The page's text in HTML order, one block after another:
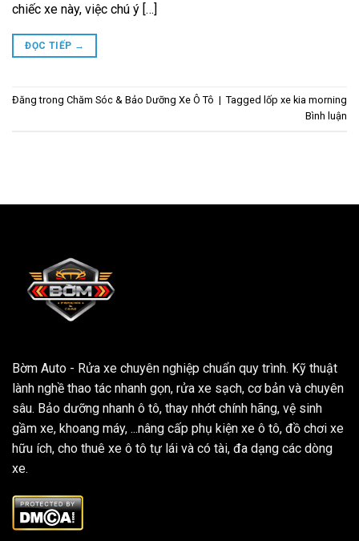
chiếc xe này, việc chú ý […]
ĐỌC TIẾP →
Đăng trong Chăm Sóc & Bảo Dưỡng Xe Ô Tô | Tagged lốp xe kia morning
Bình luận
Bờm Auto - Rửa xe chuyên nghiệp chuẩn quy trình. Kỹ thuật
lành nghề thao tác nhanh gọn, rửa xe sạch, cơ bản và chuyên
sâu. Bảo dưỡng nhanh ô tô, thay nhớt chính hãng, vệ sinh
gầm xe, khoang máy, ...nâng cấp phụ kiện xe ô tô, đồ chơi xe
hữu ích, cho thuê xe ô tô tự lái và có tài, đa dạng các dòng
xe.